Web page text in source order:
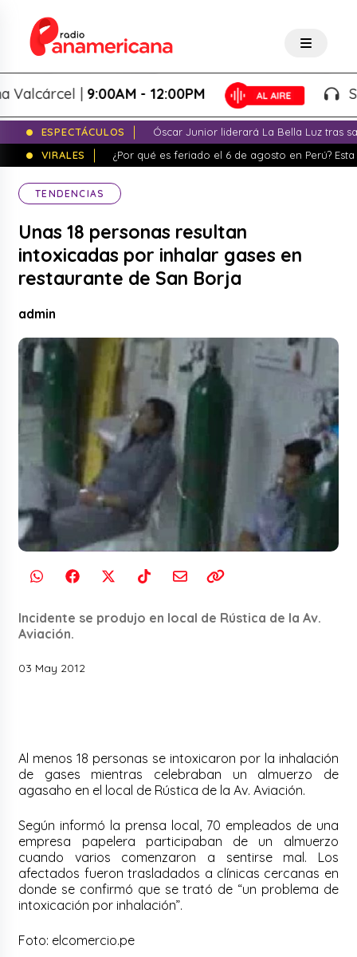
|9:00AM - 12:00PM
ESPECTÁCULOS
Óscar Junior liderará La Bella Luz tras
VIRALES
¿Por qué es feriado el 6 de agosto en Perú?
TENDENCIAS
Unas 18 personas resultan
intoxicadas por inhalar gases en
restaurante de San Borja
admin
Incidente se produjo en local de Rústica de la Av.
Aviación.
03 May 2012
Al menos 18 personas se intoxicaron por la inhalación
de gases mientras celebraban un almuerzo de
agasaho en el local de Rústica de la Av. Aviación.
Según informó la prensa local, 70 empleados de una
empresa papelera participaban de un almuerzo
cuando varios comenzaron a sentirse mal. Los
afectados fueron trasladados a clínicas cercanas en
donde se confirmó que se trató de “un problema de
intoxicación por inhalación”.
Foto: elcomercio.pe